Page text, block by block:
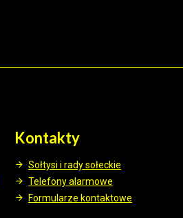
Kontakty
Sołtysi i rady sołeckie
Telefony alarmowe
Formularze kontaktowe